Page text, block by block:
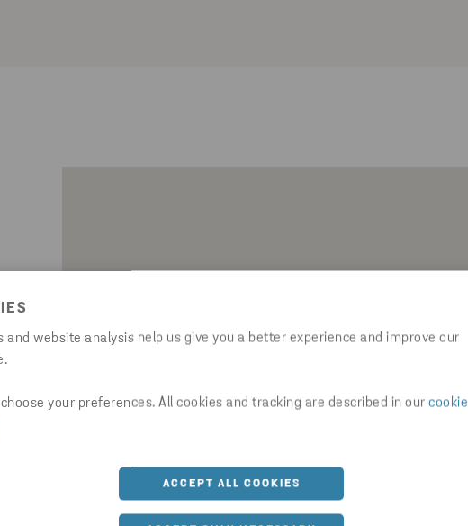
and website analysis help us give you a better experience and improve our
your preferences. All cookies and tracking are described in our cookie
ACCEPT ALL COOKIES